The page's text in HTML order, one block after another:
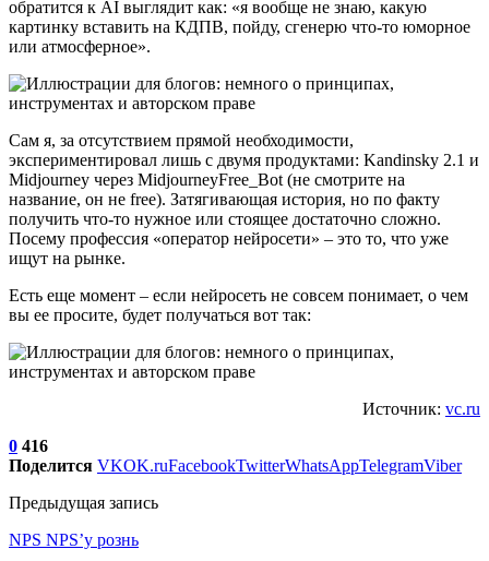
обратится к AI выглядит как: «я вообще не знаю, какую
картинку вставить на КДПВ, пойду, сгенерю что-то юморное
или атмосферное».
Сам я, за отсутствием прямой необходимости,
экспериментировал лишь с двумя продуктами: Kandinsky 2.1 и
Midjourney через MidjourneyFree_Bot (не смотрите на
название, он не free). Затягивающая история, но по факту
получить что-то нужное или стоящее достаточно сложно.
Посему профессия «оператор нейросети» – это то, что уже
ищут на рынке.
Есть еще момент – если нейросеть не совсем понимает, о чем
вы ее просите, будет получаться вот так:
Источник: vc.ru
0 416
Поделится VKOK.ruFacebookTwitterWhatsAppTelegramViber
Предыдущая запись
NPS NPS’у рознь